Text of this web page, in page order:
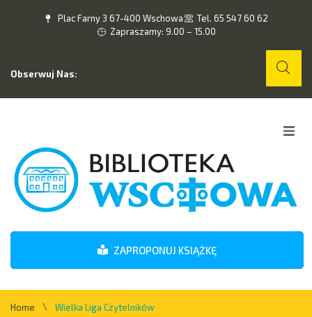
Plac Farny 3 67-400 Wschowa
Tel. 65 547 60 62
Zapraszamy: 9.00 – 15.00
Obserwuj Nas:
O nas
Wydarzenia
Kontakt
ZAPROPONUJ KSIĄŻKĘ
Home \ Wielka Liga Czytelników